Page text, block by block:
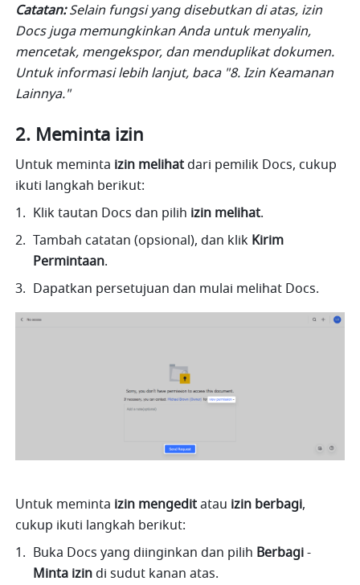
Catatan: Selain fungsi yang disebutkan di atas, izin
Docs juga memungkinkan Anda untuk menyalin,
mencetak, mengekspor, dan menduplikat dokumen.
Untuk informasi lebih lanjut, baca "8. Izin Keamanan
Lainnya."
Meminta izin
Untuk meminta izin melihat dari pemilik Docs, cukup
ikuti langkah berikut:
Klik tautan Docs dan pilih izin melihat.
Tambah catatan (opsional), dan klik Kirim
Permintaan.
Dapatkan persetujuan dan mulai melihat Docs.
Untuk meminta izin mengedit atau izin berbagi,
cukup ikuti langkah berikut:
Buka Docs yang diinginkan dan pilih Berbagi
Minta izin di sudut kanan atas.